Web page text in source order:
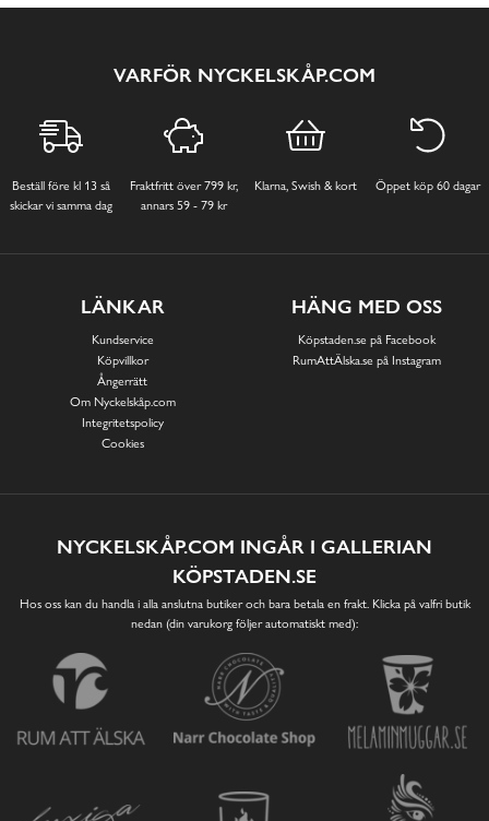
VARFÖR NYCKELSKÅP.COM
Beställ före kl 13 så
skickar vi samma dag
Fraktfritt över 799 kr,
annars 59 - 79 kr
Klarna, Swish & kort Öppet köp 60 dagar
LÄNKAR
Kundservice
Köpvillkor
Ångerrätt
Om Nyckelskåp.com
Integritetspolicy
Cookies
HÄNG MED OSS
Köpstaden.se på Facebook
RumAttÄlska.se på Instagram
NYCKELSKÅP.COM INGÅR I GALLERIAN
KÖPSTADEN.SE
Hos oss kan du handla i alla anslutna butiker och bara betala en frakt. Klicka på valfri butik
nedan (din varukorg följer automatiskt med):